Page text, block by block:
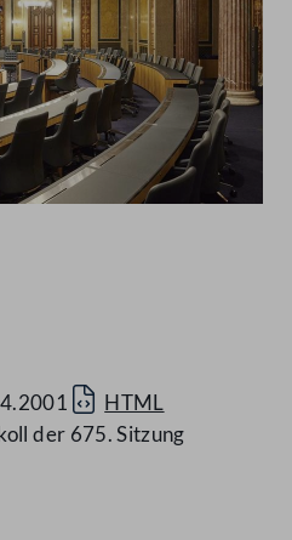
HTML
der 675. Sitzung